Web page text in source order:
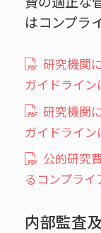
はコンプラ
研究機関
ガイドライン
研究機関
ガイドライン
公的研究
るコンプライ
内部監査